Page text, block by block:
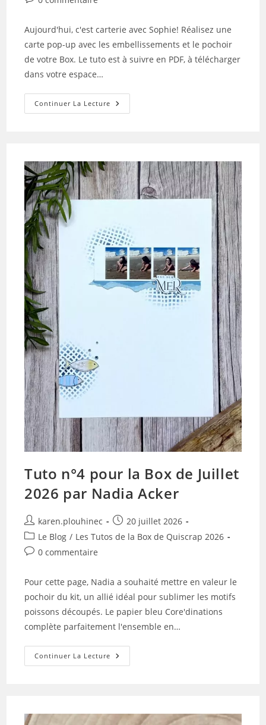
publication :
la
publication :
Aujourd'hui, c'est carterie avec Sophie! Réalisez une
carte pop-up avec les embellissements et le pochoir
de votre Box. Le tuto est à suivre en PDF, à télécharger
dans votre espace…
Continuer La Lecture Tuto
N°5
2026
Par
Sophie
La
Tuto n°4 pour la Box de Juillet
2026 par Nadia Acker
Auteur/autrice
de
la
publication :
karen.plouhinec
Publication
publiée :
20 juillet 2026
Post
category:
Le Blog / Les Tutos de la Box de Quiscrap 2026
Commentaires
publication :
0 commentaire
Pour cette page, Nadia a souhaité mettre en valeur le
pochoir du kit, un allié idéal pour sublimer les motifs
poissons découpés. Le papier bleu Core'dinations
complète parfaitement l'ensemble en…
Continuer La Lecture Tuto
N°4
2026
Par